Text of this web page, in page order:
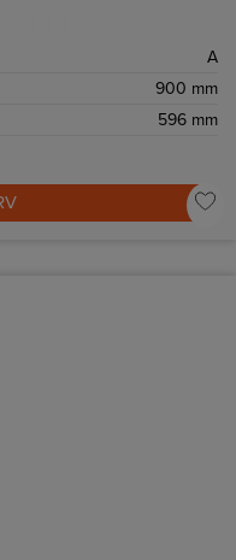
A
900 mm
596 mm